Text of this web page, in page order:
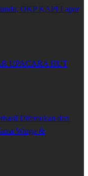
OKP KAPI Lapor
UPACARA HUT
Ditemukan dan
Warga &